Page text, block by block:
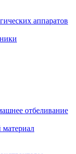
аппаратов
отбеливание